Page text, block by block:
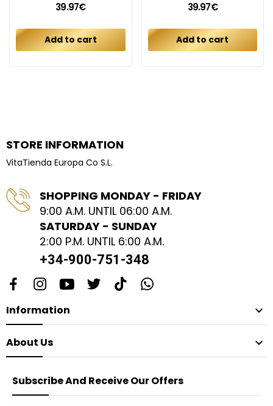
39.97€
Add to cart
39.97€
Add to cart
STORE INFORMATION
VitaTienda Europa Co S.L.
SHOPPING MONDAY - FRIDAY
9:00 A.M. UNTIL 06:00 A.M.
SATURDAY - SUNDAY
2:00 P.M. UNTIL 6:00 A.M.
+34-900-751-348
Information 
About Us 
Subscribe And Receive Our Offers